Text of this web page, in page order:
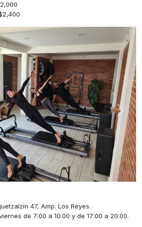
47, Amp. Los Reyes.
de 7:00 a 10:00 y de 17:00 a 20:00.